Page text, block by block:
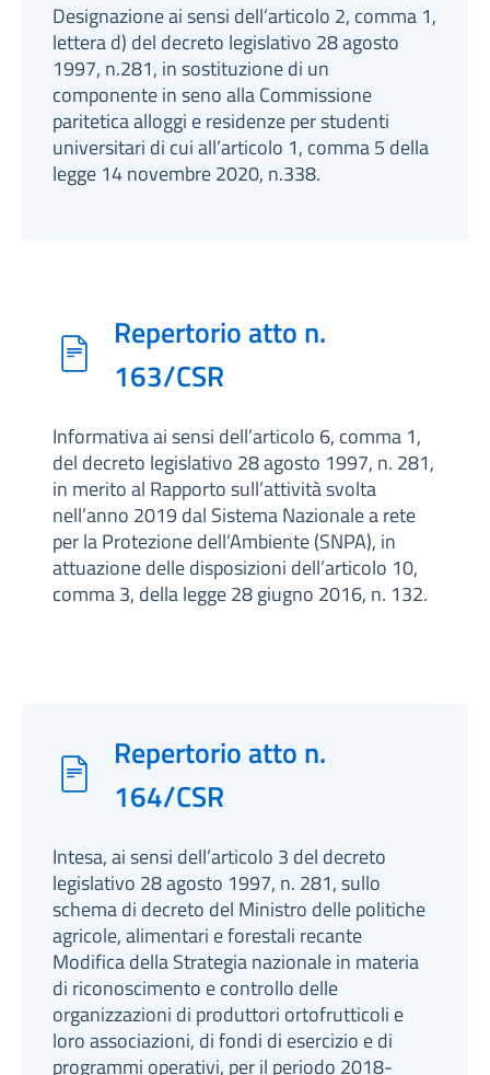
Designazione ai sensi dell’articolo 2, comma 1,
lettera d) del decreto legislativo 28 agosto
1997, n.281, in sostituzione di un
componente in seno alla Commissione
paritetica alloggi e residenze per studenti
universitari di cui all’articolo 1, comma 5 della
legge 14 novembre 2020, n.338.
Repertorio atto n.
163/CSR
Informativa ai sensi dell’articolo 6, comma 1,
del decreto legislativo 28 agosto 1997, n. 281,
in merito al Rapporto sull’attività svolta
nell’anno 2019 dal Sistema Nazionale a rete
per la Protezione dell’Ambiente (SNPA), in
attuazione delle disposizioni dell’articolo 10,
comma 3, della legge 28 giugno 2016, n. 132.
Repertorio atto n.
164/CSR
Intesa, ai sensi dell’articolo 3 del decreto
legislativo 28 agosto 1997, n. 281, sullo
schema di decreto del Ministro delle politiche
agricole, alimentari e forestali recante
Modifica della Strategia nazionale in materia
di riconoscimento e controllo delle
organizzazioni di produttori ortofrutticoli e
loro associazioni, di fondi di esercizio e di
programmi operativi, per il periodo 2018-